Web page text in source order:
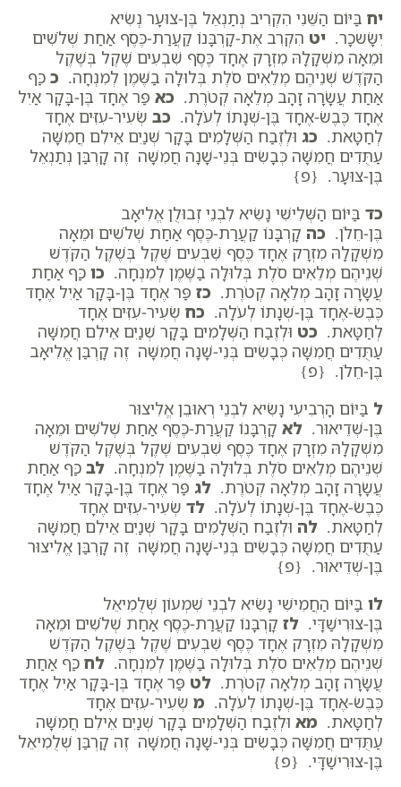
יח בַּיּוֹם הַשֵּׁנִי הִקְרִיב נְתַנְאֵל בֶּן-צוּעָר נְשִׂיא
יִשָּׂשכָר. יט הִקְרִב אֶת-קָרְבָּנוֹ קַעֲרַת-כֶּסֶף אַחַת שְׁלֹשִׁים
וּמֵאָה מִשְׁקָלָהּ מִזְרָק אֶחָד כֶּסֶף שִׁבְעִים שֶׁקֶל בְּשֶׁקֶל
הַקֹּדֶשׁ שְׁנֵיהֶם מְלֵאִים סֹלֶת בְּלוּלָה בַשֶּׁמֶן לְמִנְחָה. כ כַּף
אַחַת עֲשָׂרָה זָהָב מְלֵאָה קְטֹרֶת. כא פַּר אֶחָד בֶּן-בָּקָר אַיִל
אֶחָד כֶּבֶשׂ-אֶחָד בֶּן-שְׁנָתוֹ לְעֹלָה. כב שְׂעִיר-עִזִּים אֶחָד
לְחַטָּאת. כג וּלְזֶבַח הַשְּׁלָמִים בָּקָר שְׁנַיִם אֵילִם חֲמִשָּׁה
עַתֻּדִים חֲמִשָּׁה כְּבָשִׂים בְּנֵי-שָׁנָה חֲמִשָּׁה זֶה קָרְבַּן נְתַנְאֵל
בֶּן-צוּעָר. {פ}
כד בַּיּוֹם הַשְּׁלִישִׁי נָשִׂיא לִבְנֵי זְבוּלֻן אֱלִיאָב
בֶּן-חֵלֹן. כה קָרְבָּנוֹ קַעֲרַת-כֶּסֶף אַחַת שְׁלֹשִׁים וּמֵאָה
מִשְׁקָלָהּ מִזְרָק אֶחָד כֶּסֶף שִׁבְעִים שֶׁקֶל בְּשֶׁקֶל הַקֹּדֶשׁ
שְׁנֵיהֶם מְלֵאִים סֹלֶת בְּלוּלָה בַשֶּׁמֶן לְמִנְחָה. כו כַּף אַחַת
עֲשָׂרָה זָהָב מְלֵאָה קְטֹרֶת. כז פַּר אֶחָד בֶּן-בָּקָר אַיִל אֶחָד
כֶּבֶשׂ-אֶחָד בֶּן-שְׁנָתוֹ לְעֹלָה. כח שְׂעִיר-עִזִּים אֶחָד
לְחַטָּאת. כט וּלְזֶבַח הַשְּׁלָמִים בָּקָר שְׁנַיִם אֵילִם חֲמִשָּׁה
עַתֻּדִים חֲמִשָּׁה כְּבָשִׂים בְּנֵי-שָׁנָה חֲמִשָּׁה זֶה קָרְבַּן אֱלִיאָב
בֶּן-חֵלֹן. {פ}
ל בַּיּוֹם הָרְבִיעִי נָשִׂיא לִבְנֵי רְאוּבֵן אֱלִיצוּר
בֶּן-שְׁדֵיאוּר. לא קָרְבָּנוֹ קַעֲרַת-כֶּסֶף אַחַת שְׁלֹשִׁים וּמֵאָה
מִשְׁקָלָהּ מִזְרָק אֶחָד כֶּסֶף שִׁבְעִים שֶׁקֶל בְּשֶׁקֶל הַקֹּדֶשׁ
שְׁנֵיהֶם מְלֵאִים סֹלֶת בְּלוּלָה בַשֶּׁמֶן לְמִנְחָה. לב כַּף אַחַת
עֲשָׂרָה זָהָב מְלֵאָה קְטֹרֶת. לג פַּר אֶחָד בֶּן-בָּקָר אַיִל אֶחָד
כֶּבֶשׂ-אֶחָד בֶּן-שְׁנָתוֹ לְעֹלָה. לד שְׂעִיר-עִזִּים אֶחָד
לְחַטָּאת. לה וּלְזֶבַח הַשְּׁלָמִים בָּקָר שְׁנַיִם אֵילִם חֲמִשָּׁה
עַתֻּדִים חֲמִשָּׁה כְּבָשִׂים בְּנֵי-שָׁנָה חֲמִשָּׁה זֶה קָרְבַּן אֱלִיצוּר
בֶּן-שְׁדֵיאוּר. {פ}
לו בַּיּוֹם הַחֲמִישִׁי נָשִׂיא לִבְנֵי שִׁמְעוֹן שְׁלֻמִיאֵל
בֶּן-צוּרִישַׁדָּי. לז קָרְבָּנוֹ קַעֲרַת-כֶּסֶף אַחַת שְׁלֹשִׁים וּמֵאָה
מִשְׁקָלָהּ מִזְרָק אֶחָד כֶּסֶף שִׁבְעִים שֶׁקֶל בְּשֶׁקֶל הַקֹּדֶשׁ
שְׁנֵיהֶם מְלֵאִים סֹלֶת בְּלוּלָה בַשֶּׁמֶן לְמִנְחָה. לח כַּף אַחַת
עֲשָׂרָה זָהָב מְלֵאָה קְטֹרֶת. לט פַּר אֶחָד בֶּן-בָּקָר אַיִל אֶחָד
כֶּבֶשׂ-אֶחָד בֶּן-שְׁנָתוֹ לְעֹלָה. מ שְׂעִיר-עִזִּים אֶחָד
לְחַטָּאת. מא וּלְזֶבַח הַשְּׁלָמִים בָּקָר שְׁנַיִם אֵילִם חֲמִשָּׁה
עַתֻּדִים חֲמִשָּׁה כְּבָשִׂים בְּנֵי-שָׁנָה חֲמִשָּׁה זֶה קָרְבַּן שְׁלֻמִיאֵל
בֶּן-צוּרִישַׁדָּי. {פ}